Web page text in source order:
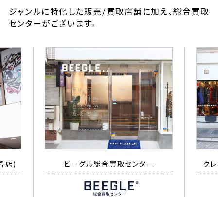
ジャンルに特化した販売/買取店舗に加え、総合買取
センターがございます。
店) ビーグル総合買取センター ク